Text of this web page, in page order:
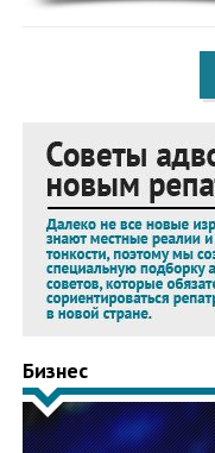
Бизнес